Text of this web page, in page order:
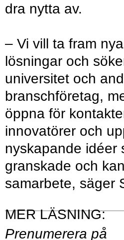
dra nytta av.
– Vi vill ta fram
lösningar och
universitet och
branschföretag,
öppna för
innovatörer och
nyskapande idéer
granskade och
samarbete, säger
Prenumerera på